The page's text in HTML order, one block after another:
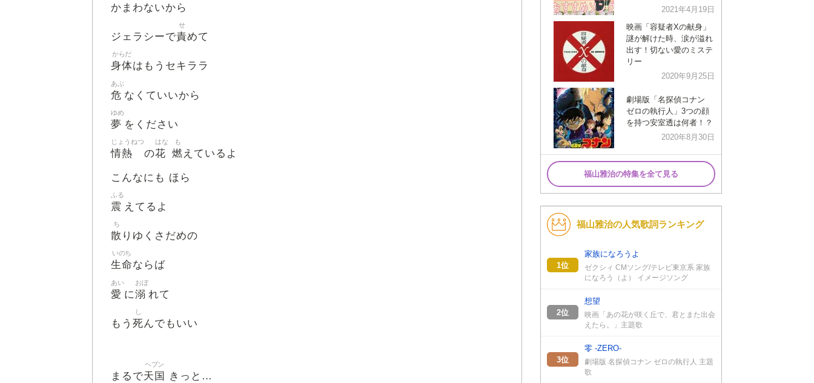
かまわないから
ジェラシーで責
せ
めて
身体
からだ
はもうセキララ
危
あぶ
なくていいから
夢
ゆめ
をください
情熱
じょうねつ
の花
はな
燃
も
えているよ
こんなにも ほら
震
ふる
えてるよ
散
ち
りゆくさだめの
生命
いのち
ならば
愛
あい
に溺
おぼ
れて
もう 死
し
んでもいい
まるで天国
ヘブン
きっと…
2021年4月19日
映画「容疑者Xの献身」
謎が解けた時、涙が溢れ
出す！切ない愛のミステ
リー
2020年9月25日
劇場版「名探偵コナン
ゼロの執行人」3つの顔
を持つ安室透は何者！？
2020年8月30日
福山雅治の特集を全て見る
福山雅治の人気歌詞ランキング
1位
家族になろうよ
ゼクシィ CMソング/テレビ東京系 家族
になろう（よ） イメージソング
2位
想望
映画「あの花が咲く丘で、君とまた出会
えたら。」主題歌
3位
零 -ZERO-
劇場版 名探偵コナン ゼロの執行人 主題
歌